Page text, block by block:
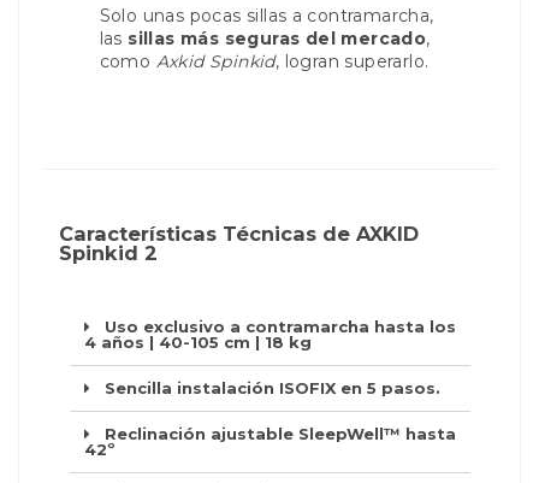
Solo unas pocas sillas a contramarcha,
las sillas más seguras del mercado,
como Axkid Spinkid, logran superarlo.
Características Técnicas de AXKID
Spinkid 2
Uso exclusivo a contramarcha hasta los
4 años | 40-105 cm | 18 kg
Sencilla instalación ISOFIX en 5 pasos.
Reclinación ajustable SleepWell™ hasta
42º